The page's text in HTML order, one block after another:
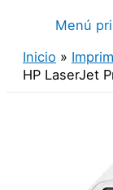
Menú
Inicio
HP LaserJet